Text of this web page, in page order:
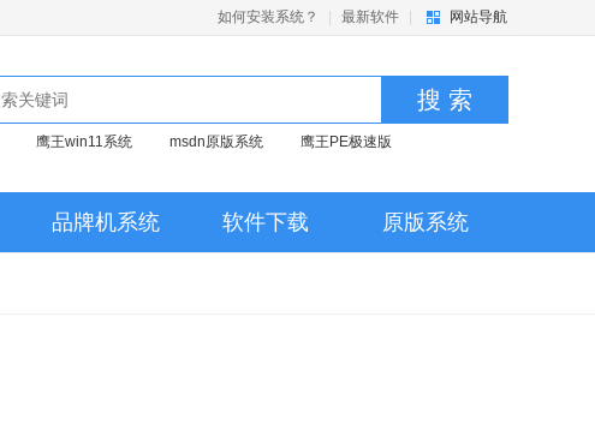
如何安装系统？ 最新软件 网站导航
搜 索
鹰王win11系统 msdn原版系统 鹰王PE极速版
品牌机系统 软件下载 原版系统